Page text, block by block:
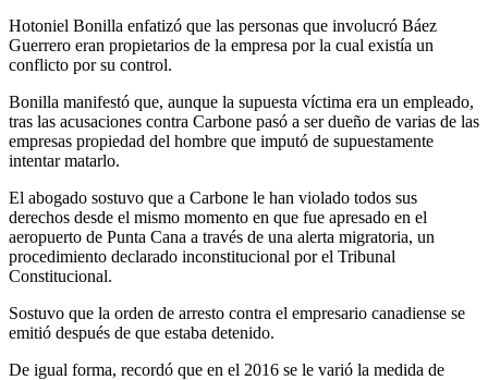
Hotoniel Bonilla enfatizó que las personas que involucró Báez
Guerrero eran propietarios de la empresa por la cual existía un
conflicto por su control.
Bonilla manifestó que, aunque la supuesta víctima era un empleado,
tras las acusaciones contra Carbone pasó a ser dueño de varias de las
empresas propiedad del hombre que imputó de supuestamente
intentar matarlo.
El abogado sostuvo que a Carbone le han violado todos sus
derechos desde el mismo momento en que fue apresado en el
aeropuerto de Punta Cana a través de una alerta migratoria, un
procedimiento declarado inconstitucional por el Tribunal
Constitucional.
Sostuvo que la orden de arresto contra el empresario canadiense se
emitió después de que estaba detenido.
De igual forma, recordó que en el 2016 se le varió la medida de